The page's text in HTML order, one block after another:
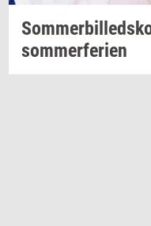
som­mer­fe­ri­en